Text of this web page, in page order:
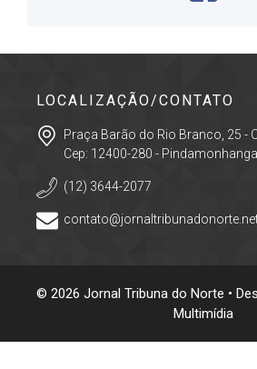
LOCALIZAÇÃO/CONTATO
Praça Barão do Rio Branco, 25 -
Cep: 12400-280 -
(12) 3644-2077
© 2026 Jornal Tribuna do Norte •
Multimídia